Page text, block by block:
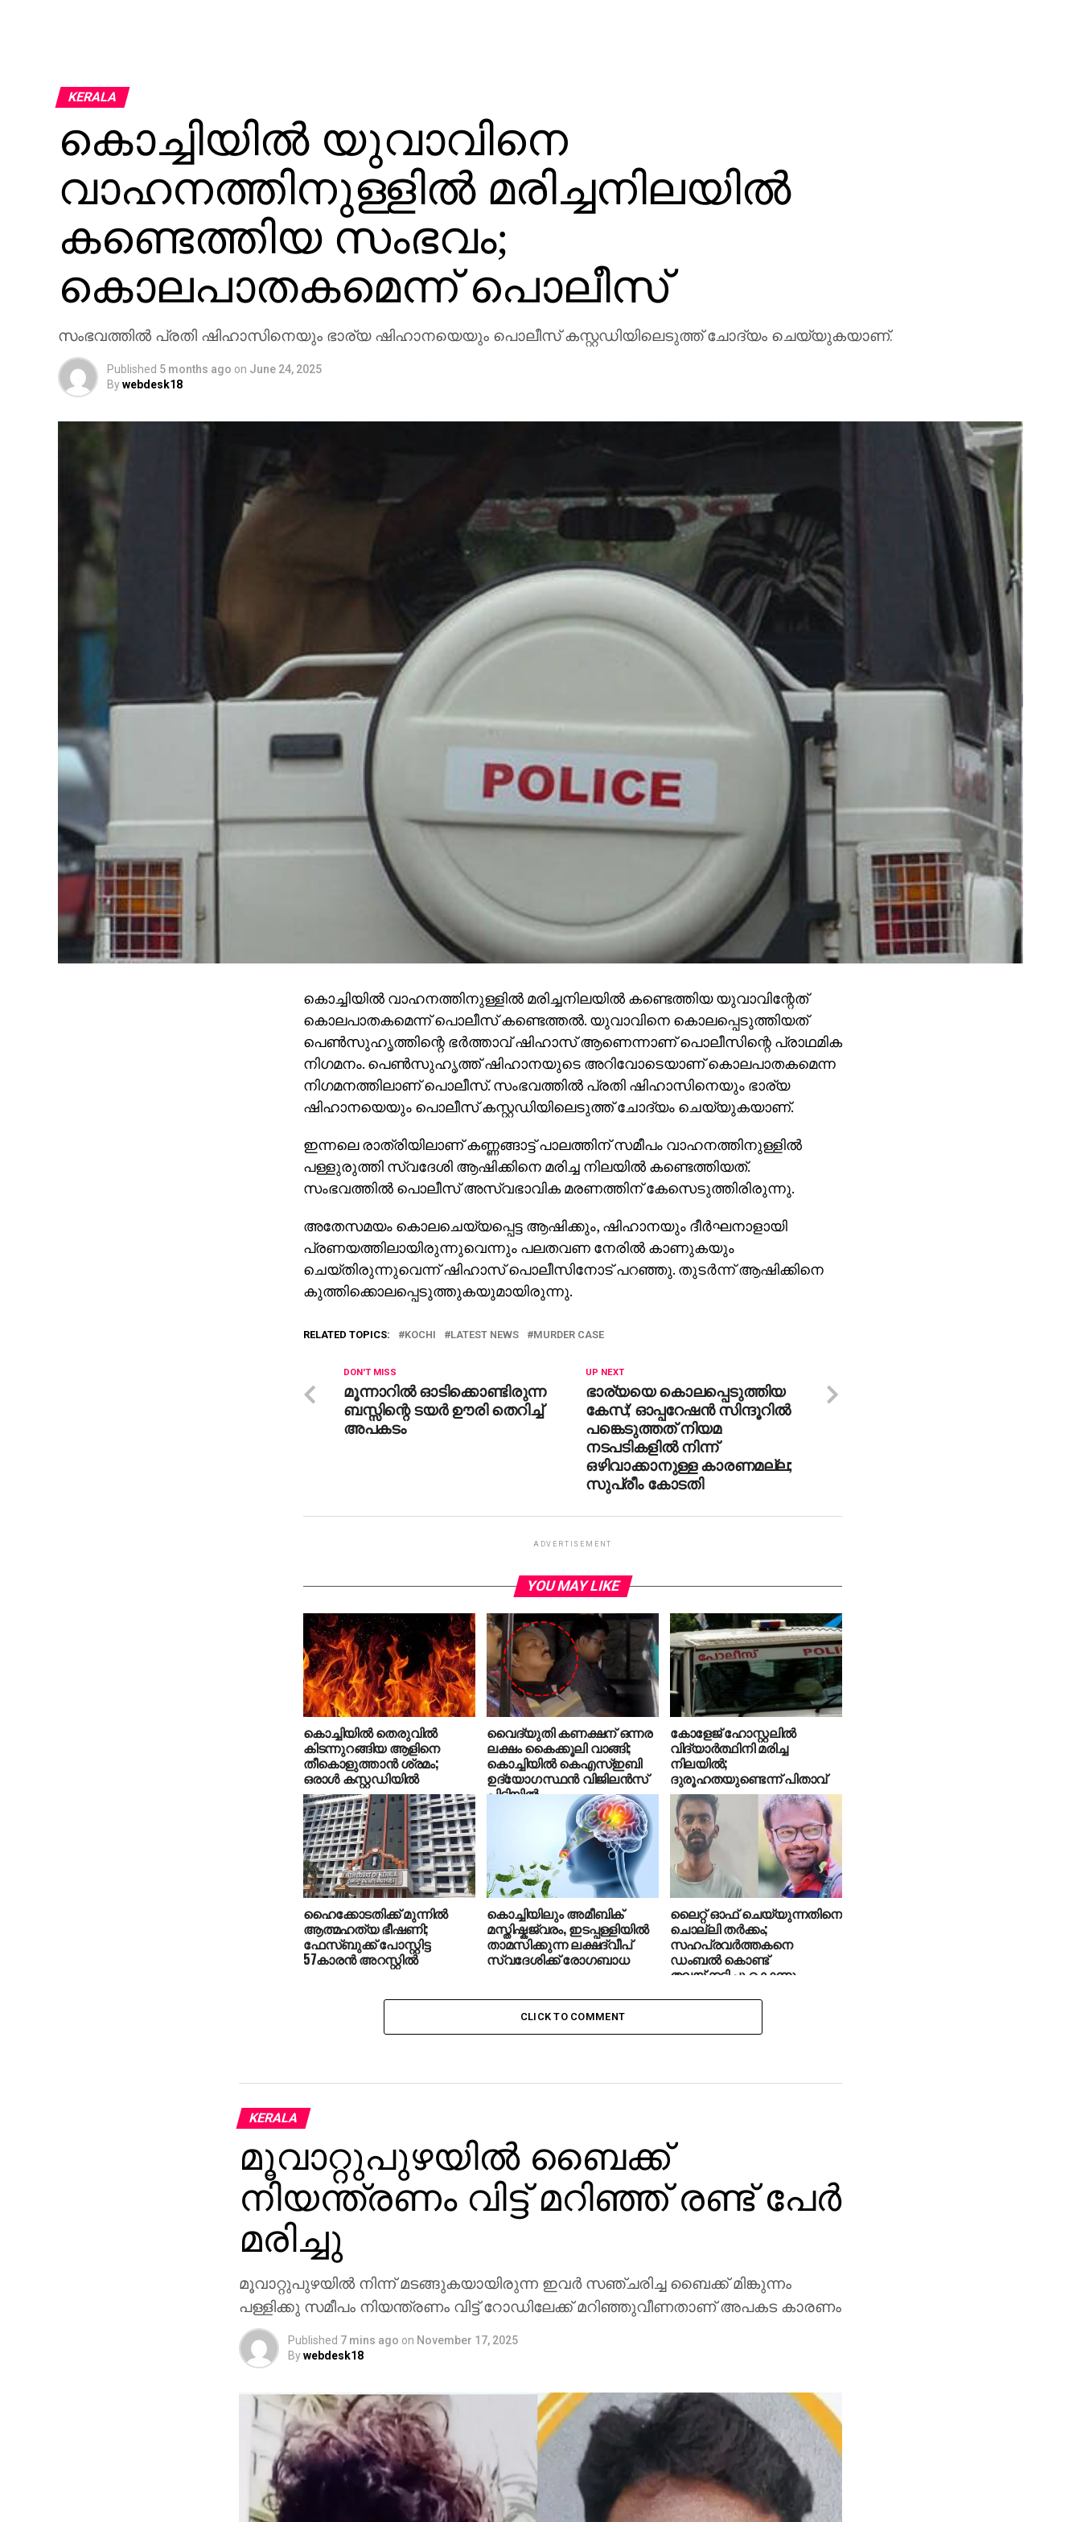
KERALA
കൊച്ചിയില്‍ യുവാവിനെ
വാഹനത്തിനുള്ളില്‍ മരിച്ചനിലയില്‍
കണ്ടെത്തിയ സംഭവം;
കൊലപാതകമെന്ന് പൊലീസ്
സംഭവത്തില്‍ പ്രതി ഷിഹാസിനെയും ഭാര്യ ഷിഹാനയെയും പൊലീസ് കസ്റ്റഡിയിലെടുത്ത് ചോദ്യം ചെയ്യുകയാണ്.
Published 5 months ago on June 24, 2025
Bywebdesk18
കൊച്ചിയില്‍ വാഹനത്തിനുള്ളില്‍ മരിച്ചനിലയില്‍ കണ്ടെത്തിയ യുവാവിന്റേത്
കൊലപാതകമെന്ന് പൊലീസ് കണ്ടെത്തല്‍. യുവാവിനെ കൊലപ്പെടുത്തിയത്
പെണ്‍സുഹൃത്തിന്റെ ഭര്‍ത്താവ് ഷിഹാസ് ആണെന്നാണ് പൊലീസിന്റെ പ്രാഥമിക
നിഗമനം. പെണ്‍സുഹൃത്ത് ഷിഹാനയുടെ അറിവോടെയാണ് കൊലപാതകമെന്ന
നിഗമനത്തിലാണ് പൊലീസ്. സംഭവത്തില്‍ പ്രതി ഷിഹാസിനെയും ഭാര്യ
ഷിഹാനയെയും പൊലീസ് കസ്റ്റഡിയിലെടുത്ത് ചോദ്യം ചെയ്യുകയാണ്.
ഇന്നലെ രാത്രിയിലാണ് കണ്ണങ്ങാട്ട് പാലത്തിന് സമീപം വാഹനത്തിനുള്ളില്‍
പള്ളുരുത്തി സ്വദേശി ആഷിക്കിനെ മരിച്ച നിലയില്‍ കണ്ടെത്തിയത്.
സംഭവത്തില്‍ പൊലീസ് അസ്വഭാവിക മരണത്തിന് കേസെടുത്തിരിരുന്നു.
അതേസമയം കൊലചെയ്യപ്പെട്ട ആഷിക്കും, ഷിഹാനയും ദീര്‍ഘനാളായി
പ്രണയത്തിലായിരുന്നുവെന്നും പലതവണ നേരില്‍ കാണുകയും
ചെയ്തിരുന്നുവെന്ന് ഷിഹാസ് പൊലീസിനോട് പറഞ്ഞു. തുടര്‍ന്ന് ആഷിക്കിനെ
കുത്തിക്കൊലപ്പെടുത്തുകയുമായിരുന്നു.
RELATED TOPICS: KOCHI LATEST NEWS MURDER CASE
UP NEXT
ഭാര്യയെ കൊലപ്പെടുത്തിയ
കേസ്; ഓപ്പറേഷന്‍ സിന്ദൂറില്‍
പങ്കെടുത്തത് നിയമ
നടപടികളില്‍ നിന്ന്
ഒഴിവാക്കാനുള്ള കാരണമല്ല;
സുപ്രീം കോടതി
DON'T MISS
മൂന്നാറില്‍ ഓടിക്കൊണ്ടിരുന്ന
ബസ്സിന്റെ ടയര്‍ ഊരി തെറിച്ച്
അപകടം
ADVERTISEMENT
YOU MAY LIKE
കൊച്ചിയില്‍ തെരുവില്‍
കിടന്നുറങ്ങിയ ആളിനെ
തീകൊളുത്താന്‍ ശ്രമം;
ഒരാള്‍ കസ്റ്റഡിയില്‍
വൈദ്യുതി കണക്ഷന് ഒന്നര
ലക്ഷം കൈക്കൂലി വാങ്ങി;
കൊച്ചിയില്‍ കെഎസ്ഇബി
ഉദ്യോഗസ്ഥന്‍ വിജിലന്‍സ്
പിടിയില്‍
കോളേജ് ഹോസ്റ്റലില്‍
വിദ്യാര്‍ത്ഥിനി മരിച്ച
നിലയില്‍;
ദുരൂഹതയുണ്ടെന്ന് പിതാവ്
ഹൈക്കോടതിക്ക് മുന്നില്‍
ആത്മഹത്യ ഭീഷണി;
ഫേസ്ബുക്ക് പോസ്റ്റിട്ട
57കാരന്‍ അറസ്റ്റില്‍
കൊച്ചിയിലും അമീബിക്
മസ്തിഷ്കജ്വരം, ഇടപ്പള്ളിയില്‍
താമസിക്കുന്ന ലക്ഷദ്വീപ്
സ്വദേശിക്ക് രോഗബാധ
ലൈറ്റ് ഓഫ് ചെയ്യുന്നതിനെ
ചൊല്ലി തര്‍ക്കം;
സഹപ്രവര്‍ത്തകനെ
ഡംബല്‍ കൊണ്ട്
തലയ്ക്കടിച്ചു കൊന്നു
CLICK TO COMMENT
KERALA
മൂവാറ്റുപുഴയില്‍ ബൈക്ക്
നിയന്ത്രണം വിട്ട് മറിഞ്ഞ് രണ്ട് പേര്‍
മരിച്ചു
മൂവാറ്റുപുഴയില്‍ നിന്ന് മടങ്ങുകയായിരുന്ന ഇവര്‍ സഞ്ചരിച്ച ബൈക്ക് മിങ്കുന്നം
പള്ളിക്കു സമീപം നിയന്ത്രണം വിട്ട് റോഡിലേക്ക് മറിഞ്ഞുവീണതാണ് അപകട കാരണം
Published 7 mins ago on November 17, 2025
Bywebdesk18